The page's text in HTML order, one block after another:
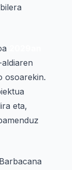
osoarekin.
eta,